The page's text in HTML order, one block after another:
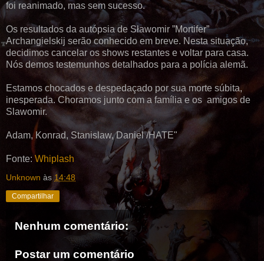
foi reanimado, mas sem sucesso.
Os resultados da autópsia de Sławomir ”Mortifer”
Archangielskij serão conhecido em breve. Nesta situação,
decidimos cancelar os shows restantes e voltar para casa.
Nós demos testemunhos detalhados para a polícia alemã.
Estamos chocados e despedaçado por sua morte súbita,
inesperada. Choramos junto com a família e os amigos de
Slawomir.
Adam, Konrad, Stanislaw,Daniel /HATE"
Fonte: Whiplash
Unknown às 14:48
Compartilhar
Nenhum comentário:
Postar um comentário